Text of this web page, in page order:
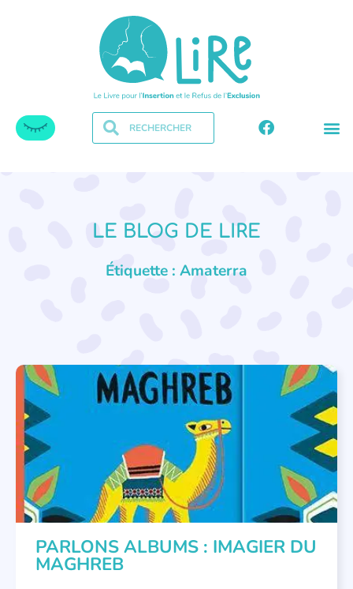
LE BLOG DE LIRE
Étiquette : Amaterra
PARLONS ALBUMS
PARLONS ALBUMS : IMAGIER DU
MAGHREB